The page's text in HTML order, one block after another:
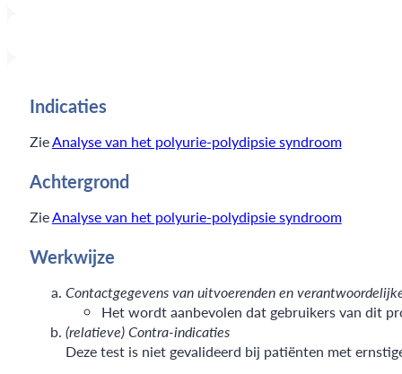
Indicaties
ZieAnalyse van het polyurie-polydipsie syndroom
Achtergrond
ZieAnalyse van het polyurie-polydipsie syndroom
Werkwijze
Contactgegevens van uitvoerenden en
Het wordt aanbevolen dat gebruikers van dit
(relatieve) Contra-indicaties
Deze test is niet gevalideerd bij patiënten met